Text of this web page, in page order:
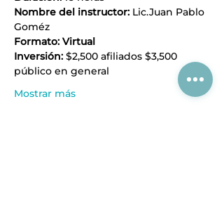
Nombre del instructor: Lic.Juan Pablo
Goméz
Formato: Virtual
Inversión: $2,500 afiliados $3,500
público en general
Mostrar más